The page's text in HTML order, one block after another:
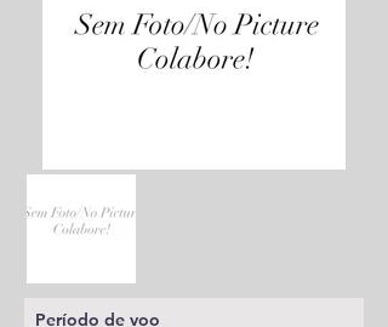
Período de voo